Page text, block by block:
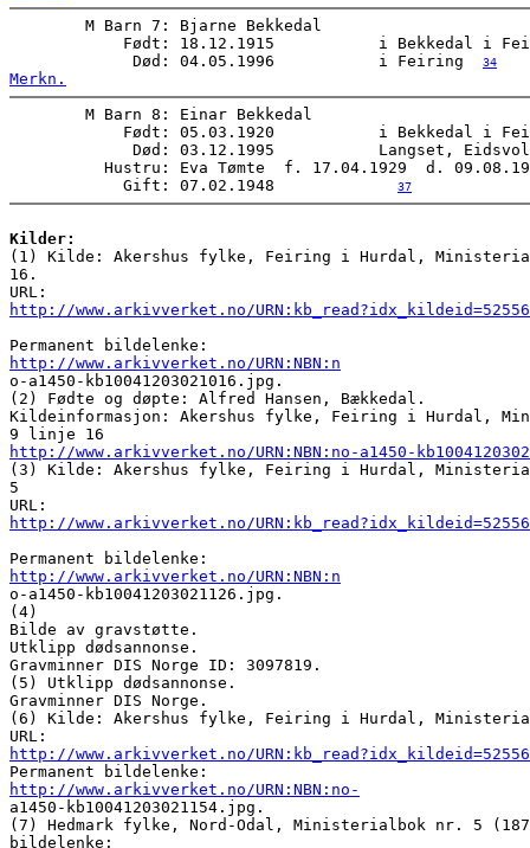
        M Barn 7: Bjarne Bekkedal
Født: 18.12.1915           i Bekkedal i
             Død: 04.05.1996           i Feiring
34
Merkn.
        M Barn 8: Einar Bekkedal
Født: 05.03.1920           i Bekkedal i
Død: 03.12.1995           Langset,
Hustru: Eva Tømte  f. 17.04.1929  d.
            Gift: 07.02.1948
37
Kilder:
(1) Kilde: Akershus fylke, Feiring i Hurdal,
16.
http://www.arkivverket.no/
http://www.arkivverket.no/URN:NBN:n
o-a1450-kb10041203021016.jpg.
(2) Fødte og døpte: Alfred Hansen, Bækkedal.
Kildeinformasjon: Akershus fylke, Feiring i Hurdal,
http://www.arkivverket.no/URN:NBN:no-a1450-
(3) Kilde: Akershus fylke, Feiring i Hurdal,
5
http://www.arkivverket.no/
http://www.arkivverket.no/URN:NBN:n
o-a1450-kb10041203021126.jpg.
(4)
Bilde av gravstøtte.
Utklipp dødsannonse.
Gravminner DIS Norge ID: 3097819.
(5) Utklipp dødsannonse.
Gravminner DIS Norge.
(6) Kilde: Akershus fylke, Feiring i Hurdal,
http://www.arkivverket.no/
http://www.arkivverket.no/URN:NBN:no-
a1450-kb10041203021154.jpg.
(7) Hedmark fylke, Nord-Odal, Ministerialbok nr. 5